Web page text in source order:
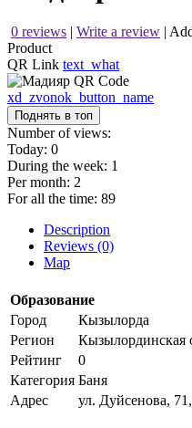
0 reviews | Write a review |
Product
QR Link text_what
xd_zvonok_button_name
Поднять в топ
Number of views:
Today: 0
During the week: 1
Per month: 2
For all the time: 89
Description
Reviews (0)
Map
Образование
Город
Кызылорда
Регион
Кызылординская
Рейтинг
0
Категория Баня
Адрес
ул. Дуйсенова,